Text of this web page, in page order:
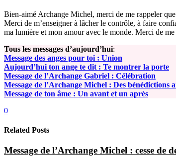
Bien-aimé Archange Michel, merci de me rappeler
Merci de m’enseigner à lâcher le contrôle, à faire
ma lumière et mon amour avec le monde. Merci de
Tous les messages d’aujourd’hui:
Message des anges pour toi : Union
Aujourd’hui ton ange te dit : Te montrer la porte
Message de l’Archange Gabriel : Célébration
Message de l’Archange Michel : Des bénédictions
Message de ton âme : Un avant et un après
0
Related Posts
Message de l’Archange Michel : cesse